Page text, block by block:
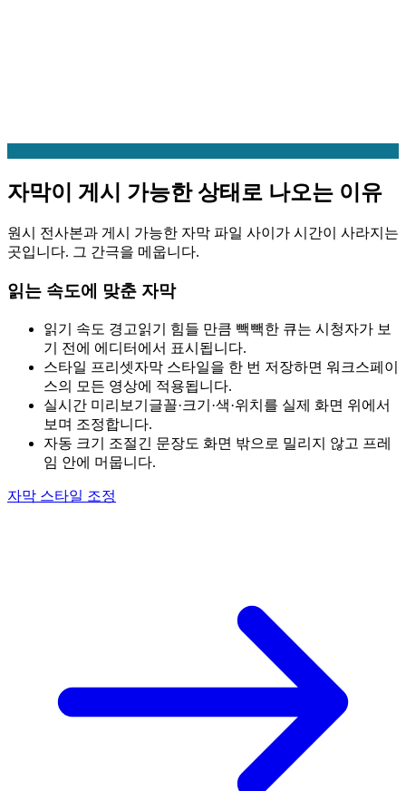
자막이 게시 가능한 상태로 나오는 이유
원시 전사본과 게시 가능한 자막 파일 사이가 시간이 사라지는
곳입니다. 그 간극을 메웁니다.
읽는 속도에 맞춘 자막
읽기 속도 경고읽기 힘들 만큼 빽빽한 큐는 시청자가 보
기 전에 에디터에서 표시됩니다.
스타일 프리셋자막 스타일을 한 번 저장하면 워크스페이
스의 모든 영상에 적용됩니다.
실시간 미리보기 글꼴·크기·색·위치를 실제 화면 위에서
보며 조정합니다.
자동 크기 조절긴 문장도 화면 밖으로 밀리지 않고 프레
임 안에 머뭅니다.
자막 스타일 조정